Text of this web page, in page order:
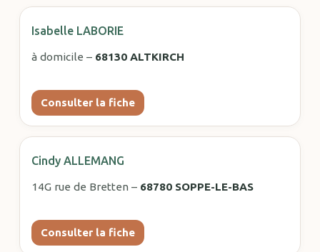
Isabelle LABORIE
à domicile – 68130 ALTKIRCH
Consulter la fiche
Cindy ALLEMANG
14G rue de Bretten – 68780 SOPPE-LE-BAS
Consulter la fiche